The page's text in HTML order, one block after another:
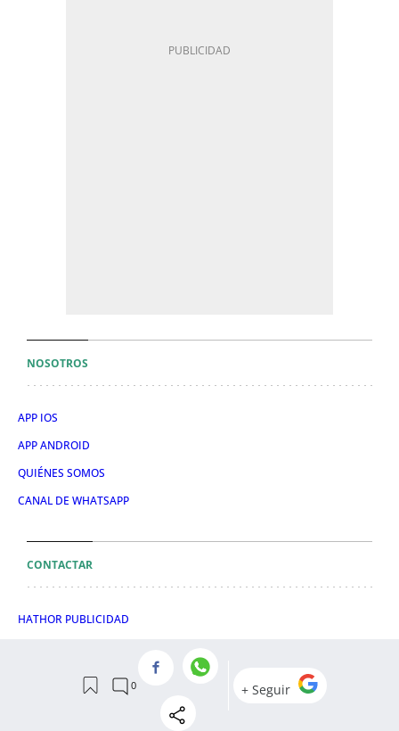
NOSOTROS
APP IOS
APP ANDROID
QUIÉNES SOMOS
CANAL DE WHATSAPP
CONTACTAR
HATHOR PUBLICIDAD